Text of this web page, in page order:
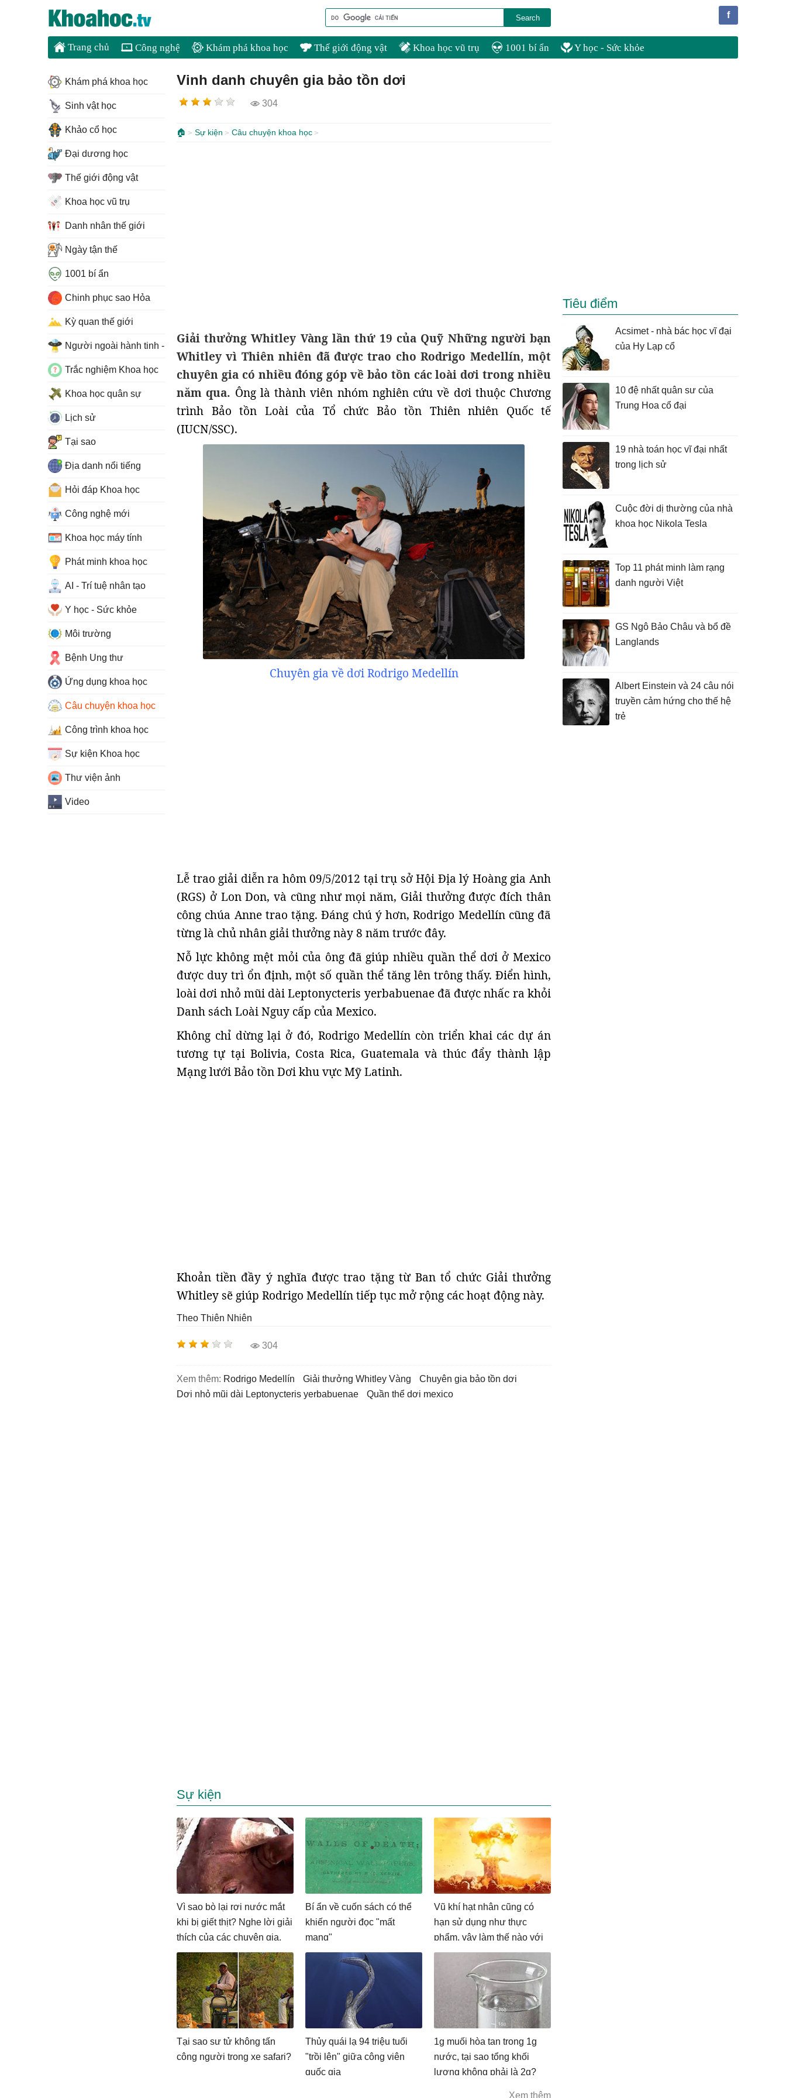
f
Trang chủ Công nghệ Khám phá khoa học Thế giới động vật Khoa học vũ trụ 1001 bí ẩn Y học - Sức khỏe
Vinh danh chuyên gia bảo tồn dơi
304
🏠 Sự kiện Câu chuyện khoa học
Giải thưởng Whitley Vàng lần thứ 19 của Quỹ Những người bạn
Whitley vì Thiên nhiên đã được trao cho Rodrigo Medellín, một
chuyên gia có nhiều đóng góp về bảo tồn các loài dơi trong nhiều
năm qua. Ông là thành viên nhóm nghiên cứu về dơi thuộc Chương
trình Bảo tồn Loài của Tổ chức Bảo tồn Thiên nhiên Quốc tế
(IUCN/SSC).
Chuyên gia về dơi Rodrigo Medellín
Lễ trao giải diễn ra hôm 09/5/2012 tại trụ sở Hội Địa lý Hoàng gia Anh
(RGS) ở Lon Don, và cũng như mọi năm, Giải thưởng được đích thân
công chúa Anne trao tặng. Đáng chú ý hơn, Rodrigo Medellín cũng đã
từng là chủ nhân giải thưởng này 8 năm trước đây.
Nỗ lực không mệt mỏi của ông đã giúp nhiều quần thể dơi ở Mexico
được duy trì ổn định, một số quần thể tăng lên trông thấy. Điển hình,
loài dơi nhỏ mũi dài Leptonycteris yerbabuenae đã được nhấc ra khỏi
Danh sách Loài Nguy cấp của Mexico.
Không chỉ dừng lại ở đó, Rodrigo Medellín còn triển khai các dự án
tương tự tại Bolivia, Costa Rica, Guatemala và thúc đẩy thành lập
Mạng lưới Bảo tồn Dơi khu vực Mỹ Latinh.
Khoản tiền đầy ý nghĩa được trao tặng từ Ban tổ chức Giải thưởng
Whitley sẽ giúp Rodrigo Medellín tiếp tục mở rộng các hoạt động này.
Theo Thiên Nhiên
304
Xem thêm: Rodrigo Medellín Giải thưởng Whitley Vàng
chuyên gia bảo tồn dơi
dơi nhỏ mũi dài Leptonycteris yerbabuenae
quần thể dơi mexico
Sự kiện
Vì sao bò lại rơi nước mắt
khi bị giết thịt? Nghe lời giải
thích của các chuyên gia,
nhiều người không khỏi ớn
lạnh!
Bí ẩn về cuốn sách có thể
khiến người đọc "mất
mạng"
Vũ khí hạt nhân cũng có
hạn sử dụng như thực
phẩm, vậy làm thế nào với
vũ khí hạt nhân hết hạn?
Tại sao sư tử không tấn
công người trong xe safari?
Thủy quái lạ 94 triệu tuổi
"trồi lên" giữa công viên
quốc gia
1g muối hòa tan trong 1g
nước, tại sao tổng khối
lượng không phải là 2g?
Xem thêm
Tiêu điểm
Acsimet - nhà bác học vĩ đại
của Hy Lạp cổ
10 đệ nhất quân sư của
Trung Hoa cổ đại
19 nhà toán học vĩ đại nhất
trong lịch sử
Cuộc đời dị thường của nhà
khoa học Nikola Tesla
Top 11 phát minh làm rạng
danh người Việt
GS Ngô Bảo Châu và bổ đề
Langlands
Albert Einstein và 24 câu nói
truyền cảm hứng cho thế hệ
trẻ
Khám phá khoa học
Sinh vật học
Khảo cổ học
Đại dương học
Thế giới động vật
Khoa học vũ trụ
Danh nhân thế giới
Ngày tận thế
1001 bí ẩn
Chinh phục sao Hỏa
Kỳ quan thế giới
Người ngoài hành tinh - UFO
Trắc nghiệm Khoa học
Khoa học quân sự
Lịch sử
Tại sao
Địa danh nổi tiếng
Hỏi đáp Khoa học
Công nghệ mới
Khoa học máy tính
Phát minh khoa học
AI - Trí tuệ nhân tạo
Y học - Sức khỏe
Môi trường
Bệnh Ung thư
Ứng dụng khoa học
Câu chuyện khoa học
Công trình khoa học
Sự kiện Khoa học
Thư viện ảnh
Video